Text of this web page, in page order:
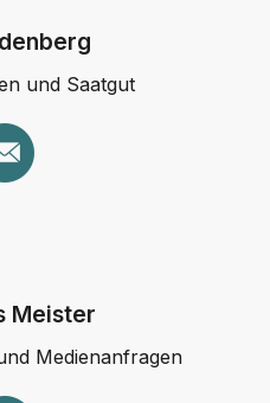
und Saatgut
Meister
Medienanfragen